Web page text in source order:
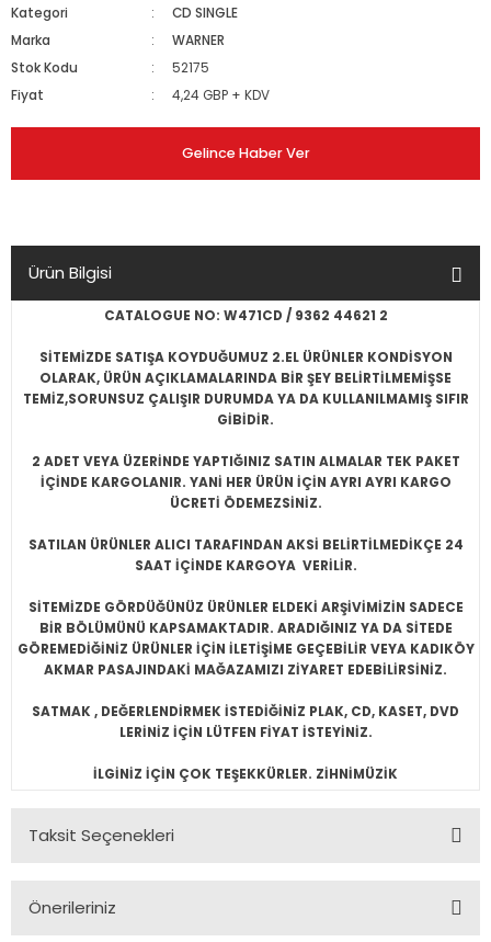
Kategori
CD SINGLE
Marka
WARNER
Stok Kodu
52175
Fiyat
4,24 GBP + KDV
Gelince Haber Ver
Ürün Bilgisi
CATALOGUE NO: W471CD / 9362 44621 2
SİTEMİZDE SATIŞA KOYDUĞUMUZ 2.EL ÜRÜNLER KONDİSYON
OLARAK, ÜRÜN AÇIKLAMALARINDA BİR ŞEY BELİRTİLMEMİŞSE
TEMİZ,SORUNSUZ ÇALIŞIR DURUMDA YA DA KULLANILMAMIŞ SIFIR
GİBİDİR.
2 ADET VEYA ÜZERİNDE YAPTIĞINIZ SATIN ALMALAR TEK PAKET
İÇİNDE KARGOLANIR. YANİ HER ÜRÜN İÇİN AYRI AYRI KARGO
ÜCRETİ ÖDEMEZSİNİZ.
SATILAN ÜRÜNLER ALICI TARAFINDAN AKSİ BELİRTİLMEDİKÇE 24
SAAT İÇİNDE KARGOYA VERİLİR.
SİTEMİZDE GÖRDÜĞÜNÜZ ÜRÜNLER ELDEKİ ARŞİVİMİZİN SADECE
BİR BÖLÜMÜNÜ KAPSAMAKTADIR. ARADIĞINIZ YA DA SİTEDE
GÖREMEDİĞİNİZ ÜRÜNLER İÇİN İLETİŞİME GEÇEBİLİR VEYA KADIKÖY
AKMAR PASAJINDAKİ MAĞAZAMIZI ZİYARET EDEBİLİRSİNİZ.
SATMAK , DEĞERLENDİRMEK İSTEDİĞİNİZ PLAK, CD, KASET, DVD
LERİNİZ İÇİN LÜTFEN FİYAT İSTEYİNİZ.
İLGİNİZ İÇİN ÇOK TEŞEKKÜRLER. ZİHNİMÜZİK
Taksit Seçenekleri
Önerileriniz